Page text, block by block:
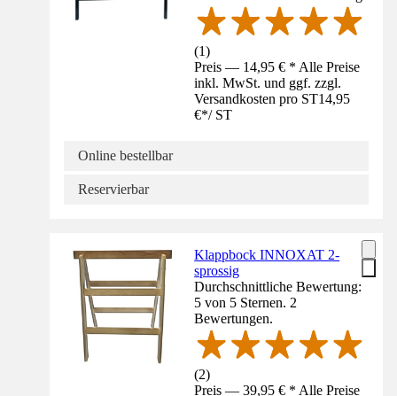
(1)
Preis — 14,95 € * Alle Preise
inkl. MwSt. und ggf. zzgl.
Versandkosten pro ST14,95
€*/ ST
Online bestellbar
Reservierbar
Klappbock INNOXAT 2-
sprossig
Durchschnittliche Bewertung:
5 von 5 Sternen. 2
Bewertungen.
(2)
Preis — 39,95 € * Alle Preise